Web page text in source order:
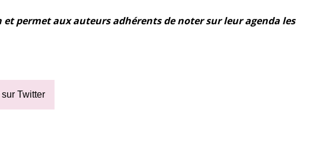
et permet aux auteurs adhérents de noter sur leur agenda les
Twitter